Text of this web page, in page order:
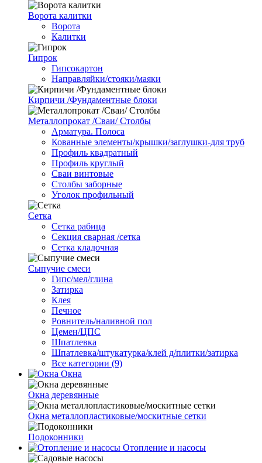
Ворота калитки
Ворота
Калитки
Гипрок
Гипсокартон
Направляйки/стояки/маяки
Кирпичи /Фундаментные блоки
Металлопрокат /Сваи/ Столбы
Арматура. Полоса
Кованные элементы/крышки/заглушки-для труб
Профиль квадратный
Профиль круглый
Сваи винтовые
Столбы заборные
Уголок профильный
Сетка
Cетка рабица
Секция сварная /сетка
Сетка кладочная
Сыпучие смеси
Гипс/мел/глина
Затирка
Клея
Печное
Ровнитель/наливной пол
Цемен/ЦПС
Шпатлевка
Шпатлевка/штукатурка/клей д/плитки/затирка
Все категории (9)
Окна
Окна деревянные
Окна металлопластиковые/москитные сетки
Подоконники
Отопление и насосы